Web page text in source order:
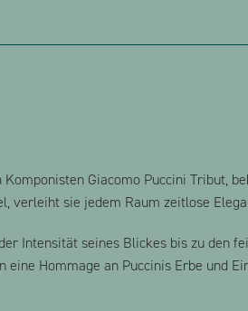
Giacomo Puccini Tribut,
verleiht sie jedem Raum zeitlose
Intensität seines Blickes bis zu den
Hommage an Puccinis Erbe und